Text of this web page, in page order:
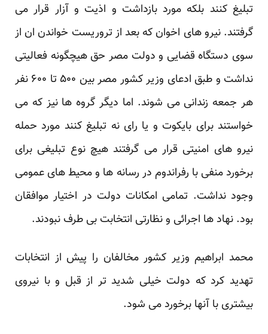
تبلیغ کنند بلکه مورد بازداشت و اذیت و آزار قرار می
گرفتند. نیرو های اخوان که بعد از تروریست خواندن ان از
سوی دستگاه قضایی و دولت مصر حق هیچگونه فعالیتی
نداشت و طبق ادعای وزیر کشور مصر بین ۵۰۰ تا ۶۰۰ نفر
هر جمعه زندانی می شوند. اما دیگر گروه ها نیز که می
خواستند برای بایکوت و یا رای نه تبلیغ کنند مورد حمله
نیرو های امنیتی قرار می گرفتند هیچ نوع تبلیغی برای
برخورد منفی با رفراندوم در رسانه ها و محیط های عمومی
وجود نداشت. تمامی امکانات دولت در اختیار موافقان
بود. نهاد ها اجرائی و نظارتی انتخابت بی طرف نبودند.
محمد ابراهیم وزیر کشور مخالفان را پیش از انتخابات
تهدید کرد که دولت خیلی شدید تر از قبل و با نیروی
بیشتری با آنها برخورد می شود.